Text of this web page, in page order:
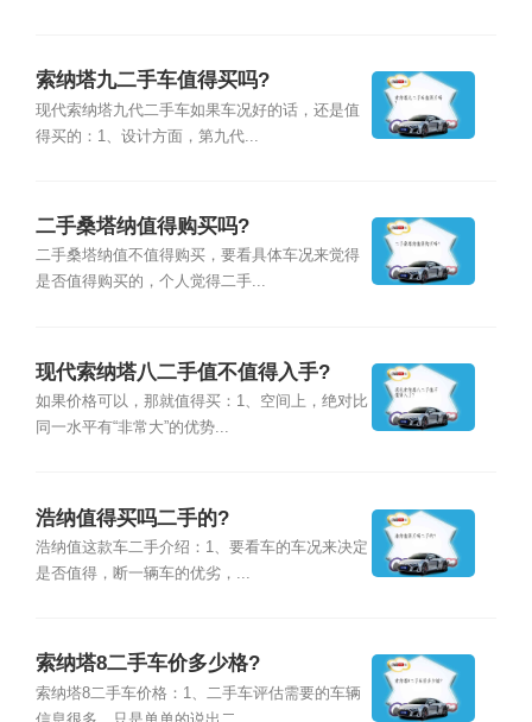
索纳塔九二手车值得买吗?
现代索纳塔九代二手车如果车况好的话，还是值
得买的：1、设计方面，第九代...
二手桑塔纳值得购买吗?
二手桑塔纳值不值得购买，要看具体车况来觉得
是否值得购买的，个人觉得二手...
现代索纳塔八二手值不值得入手?
如果价格可以，那就值得买：1、空间上，绝对比
同一水平有“非常大”的优势...
浩纳值得买吗二手的?
浩纳值这款车二手介绍：1、要看车的车况来决定
是否值得，断一辆车的优劣，...
索纳塔8二手车价多少格?
索纳塔8二手车价格：1、二手车评估需要的车辆